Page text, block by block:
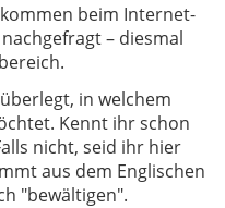
beim Internet-
– diesmal
in welchem
Kennt ihr schon
nicht, seid ihr hier
aus dem Englischen
"bewältigen".